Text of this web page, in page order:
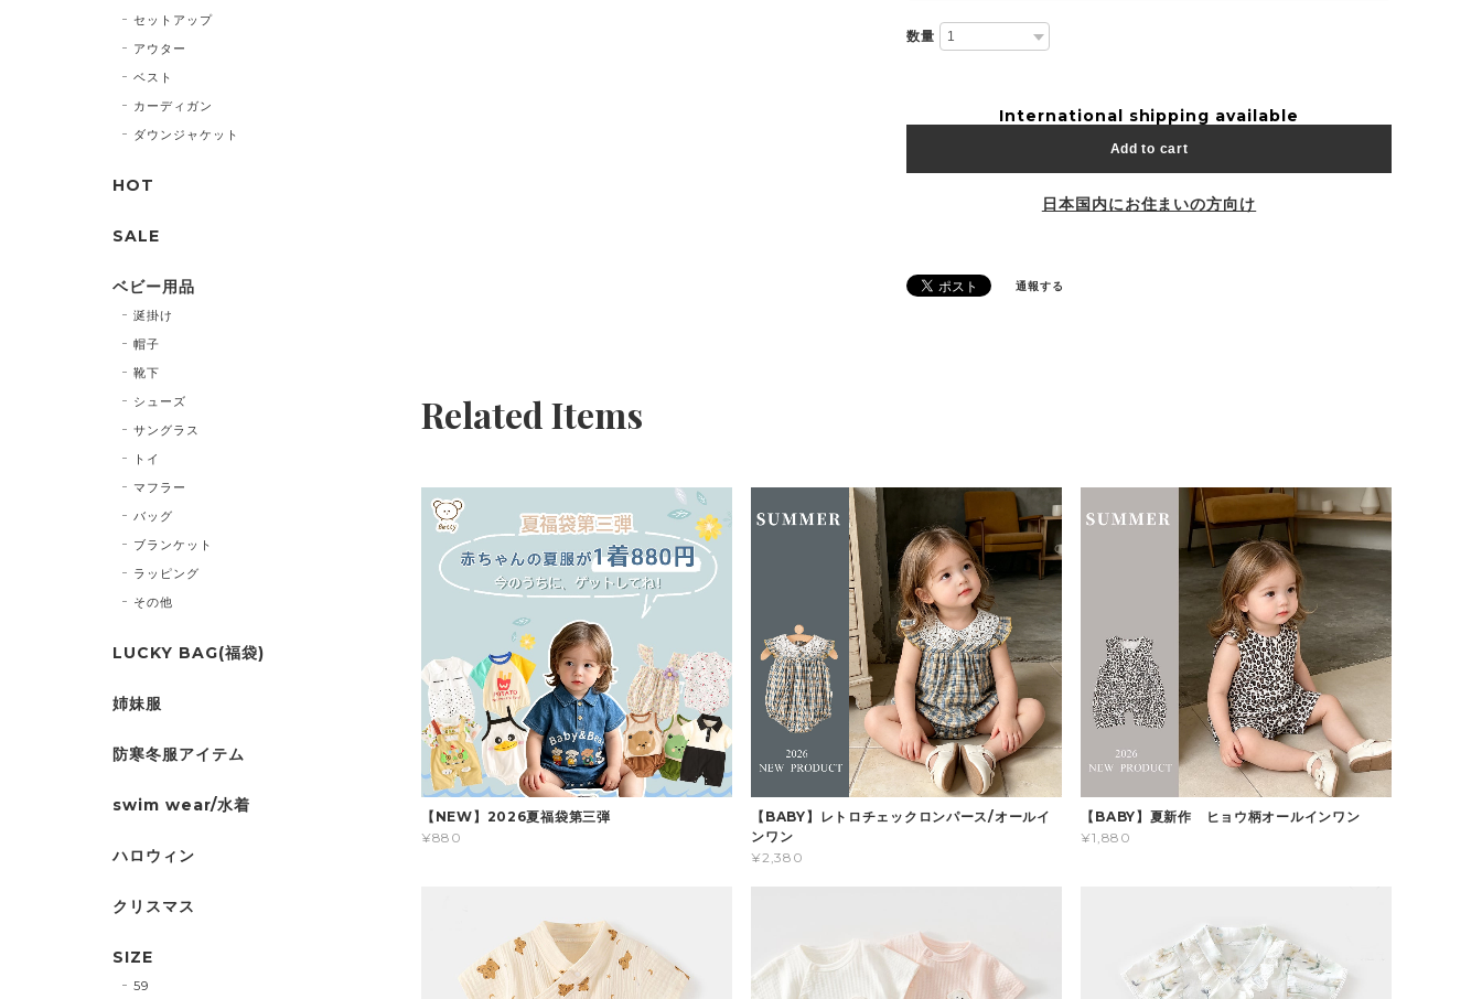
数量
International shipping available
Add to cart
日本国内にお住まいの方向け
通報する
Related Items
【NEW】2026夏福袋第三弾
¥880
【BABY】レトロチェックロンパース/オールイ
ンワン
¥2,380
【BABY】夏新作 ヒョウ柄オールインワン
¥1,880
セットアップ
アウター
ベスト
カーディガン
ダウンジャケット
HOT
SALE
ベビー用品
涎掛け
帽子
靴下
シューズ
サングラス
トイ
マフラー
バッグ
ブランケット
ラッピング
その他
LUCKY BAG(福袋)
姉妹服
防寒冬服アイテム
swim wear/水着
ハロウィン
クリスマス
SIZE
59